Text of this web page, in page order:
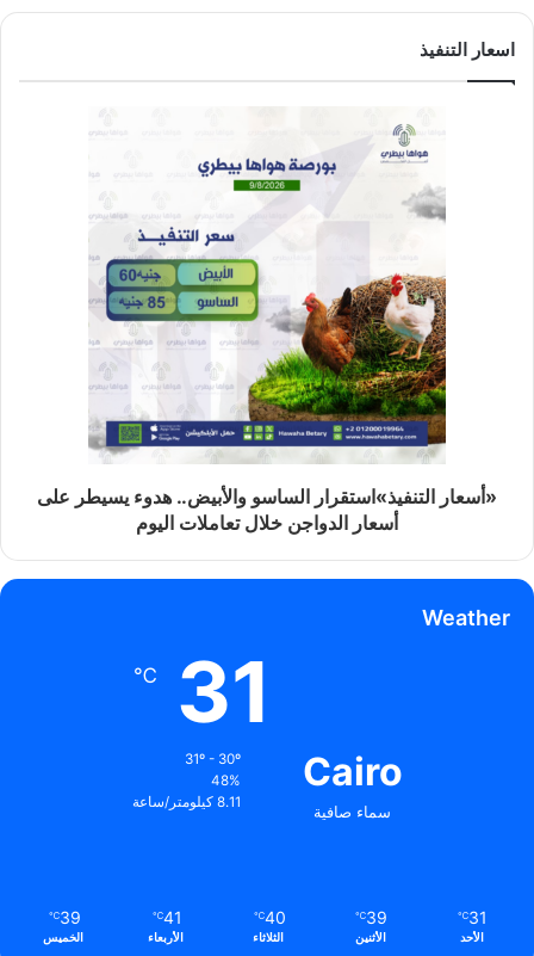
اسعار التنفيذ
«أسعار التنفيذ»استقرار الساسو والأبيض.. هدوء يسيطر على
أسعار الدواجن خلال تعاملات اليوم
Weather
Cairo
سماء صافية
31
℃
31º - 30º
48%
8.11 كيلومتر/ساعة
31
℃
الأحد
39
℃
الأثنين
40
℃
الثلاثاء
41
℃
الأربعاء
39
℃
الخميس